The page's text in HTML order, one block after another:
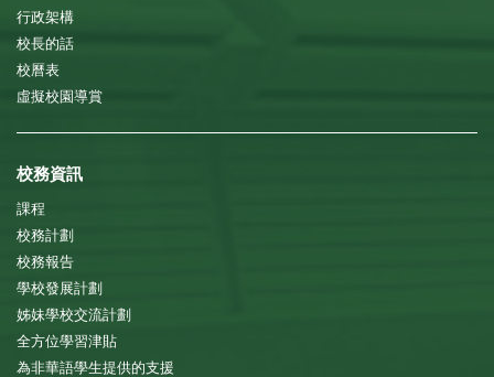
行政架構
校長的話
校曆表
虛擬校園導賞
校務資訊
課程
校務計劃
校務報告
學校發展計劃
姊妹學校交流計劃
全方位學習津貼
為非華語學生提供的支援